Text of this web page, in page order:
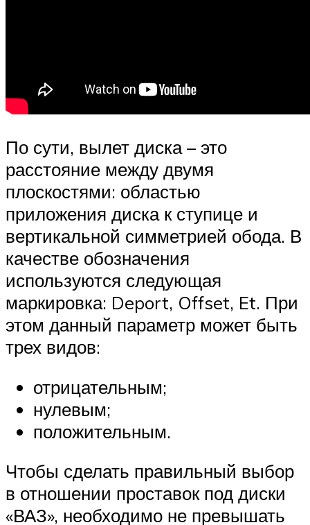
По сути, вылет диска – это
расстояние между двумя
плоскостями: областью
приложения диска к ступице и
вертикальной симметрией обода. В
качестве обозначения
используются следующая
маркировка: Deport, Offset, Et. При
этом данный параметр может быть
трех видов:
отрицательным;
нулевым;
положительным.
Чтобы сделать правильный выбор
в отношении проставок под диски
«ВАЗ», необходимо не превышать